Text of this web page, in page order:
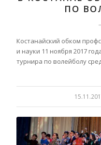
ПО
Костанайский обком
и науки 11 ноября 2017
турнира по волейболу
/